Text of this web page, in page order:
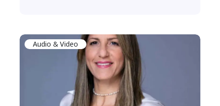
Audio & Video